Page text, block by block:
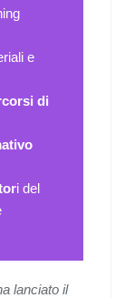
e
di
i del
lanciato il